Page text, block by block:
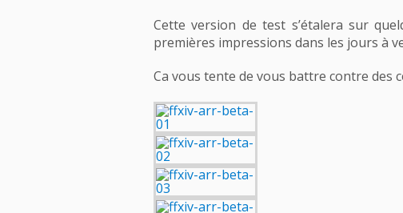
Cette version de test s’étalera sur
premières impressions dans les jours à
Ca vous tente de vous battre contre des